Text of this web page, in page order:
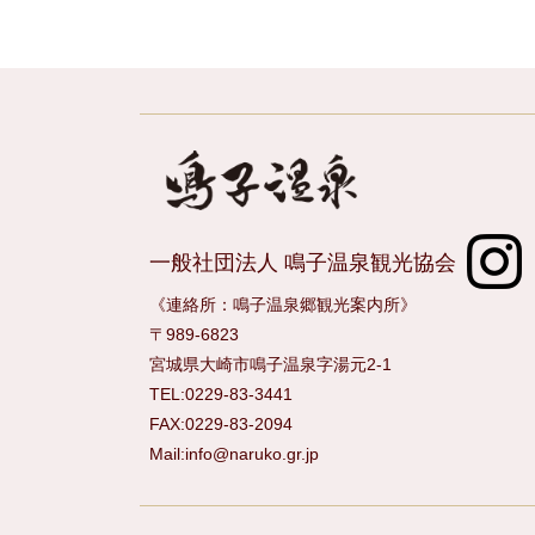
一般社団法人 鳴子温泉観光協会
《連絡所：鳴子温泉郷観光案内所》
〒989-6823
宮城県大崎市鳴子温泉字湯元2-1
TEL:0229-83-3441
FAX:0229-83-2094
Mail:info@naruko.gr.jp